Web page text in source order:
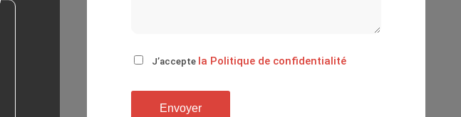
J’accepte la Politique de confidentialité